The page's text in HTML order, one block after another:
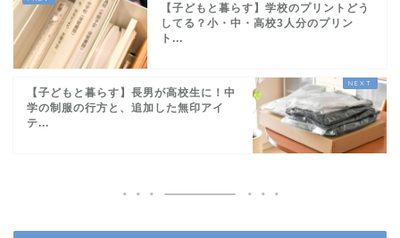
【子どもと暮らす】学校のプリントどう
してる？小・中・高校3人分のプリン
ト...
【子どもと暮らす】長男が高校生に！中
学の制服の行方と、追加した無印アイ
テ...